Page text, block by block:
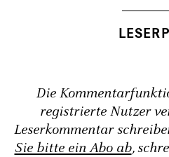
Die
registrierte Nutzer
Leserkommentar
Sie bitte ein Abo ab,